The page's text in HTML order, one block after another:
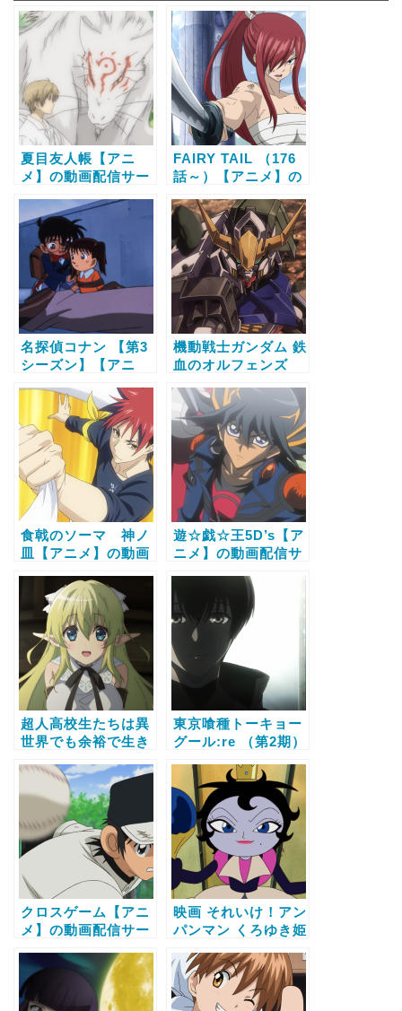
夏目友人帳【アニ
メ】の動画配信サー
話視聴する方法
FAIRY TAIL （176
話～）【アニメ】の
較と無料で全話視聴
する方法
名探偵コナン 【第3
シーズン】【アニ
ビス比較と無料で全
話視聴する方法
機動戦士ガンダム 鉄
血のオルフェンズ
信サービス比較と無
料で全話視聴する方
法
食戟のソーマ 神ノ
皿【アニメ】の動画
無料で全話視聴する
方法
遊☆戯☆王5D’s【ア
ニメ】の動画配信サ
全話視聴する方法
超人高校生たちは異
世界でも余裕で生き
ニメ】の動画配信サ
ービス比較と無料で
全話視聴する方法
東京喰種トーキョー
グール:re （第2期）
信サービス比較と無
料で全話視聴する方
法
クロスゲーム【アニ
メ】の動画配信サー
話視聴する方法
映画 それいけ！アン
パンマン くろゆき姫
まん【アニメ】の動
画配信サービス比較
と無料で全話視聴す